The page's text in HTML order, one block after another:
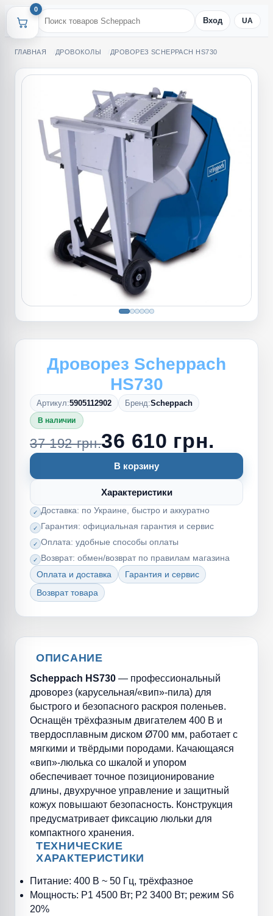
0
Вход UA
ГЛАВНАЯ ДРОВОКОЛЫ ДРОВОРЕЗ SCHEPPACH HS730
Дроворез Scheppach
HS730
Артикул:5905112902 Бренд:Scheppach
В наличии
37 192 грн.36 610 грн.
В корзину
Характеристики
Доставка: по Украине, быстро и аккуратно
Гарантия: официальная гарантия и сервис
Оплата: удобные способы оплаты
Возврат: обмен/возврат по правилам магазина
Оплата и доставка
Гарантия и сервис
Возврат товара
ОПИСАНИЕ
Scheppach HS730 — профессиональный
дроворез (карусельная/«вип»-пила) для
быстрого и безопасного раскроя поленьев.
Оснащён трёхфазным двигателем 400 В и
твердосплавным диском Ø700 мм, работает с
мягкими и твёрдыми породами. Качающаяся
«вип»-люлька со шкалой и упором
обеспечивает точное позиционирование
длины, двухручное управление и защитный
кожух повышают безопасность. Конструкция
предусматривает фиксацию люльки для
компактного хранения.
ТЕХНИЧЕСКИЕ
ХАРАКТЕРИСТИКИ
Питание: 400 В ~ 50 Гц, трёхфазное
Мощность: P1 4500 Вт; P2 3400 Вт; режим S6
20%